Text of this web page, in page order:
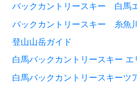
バックカントリースキー 白馬
バックカントリースキー 糸魚
登山山岳ガイド
白馬バックカントリースキー エ
白馬バックカントリースキーツ